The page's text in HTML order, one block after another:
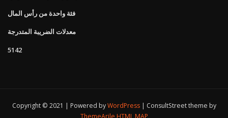
فئة واحدة من رأس المال
معدلات الضريبة المتدرجة
5142
Copyright © 2021 | Powered byWordPress
ConsultStreet theme by